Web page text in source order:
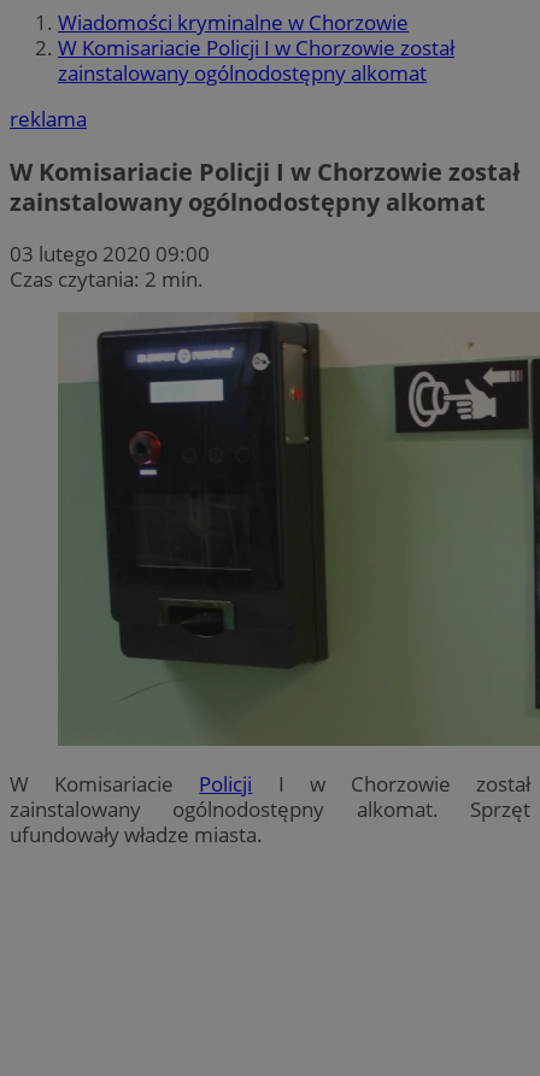
Wiadomości kryminalne w Chorzowie
W Komisariacie Policji I w Chorzowie został
zainstalowany ogólnodostępny alkomat
reklama
W Komisariacie Policji I w Chorzowie został
zainstalowany ogólnodostępny alkomat
03 lutego 2020 09:00
Czas czytania: 2 min.
W Komisariacie Policji I w Chorzowie został
zainstalowany ogólnodostępny alkomat. Sprzęt
ufundowały władze miasta.